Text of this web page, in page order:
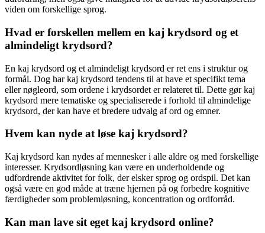
viden om forskellige sprog.
Hvad er forskellen mellem en kaj krydsord og et
almindeligt krydsord?
En kaj krydsord og et almindeligt krydsord er ret ens i struktur og
formål. Dog har kaj krydsord tendens til at have et specifikt tema
eller nøgleord, som ordene i krydsordet er relateret til. Dette gør kaj
krydsord mere tematiske og specialiserede i forhold til almindelige
krydsord, der kan have et bredere udvalg af ord og emner.
Hvem kan nyde at løse kaj krydsord?
Kaj krydsord kan nydes af mennesker i alle aldre og med forskellige
interesser. Krydsordløsning kan være en underholdende og
udfordrende aktivitet for folk, der elsker sprog og ordspil. Det kan
også være en god måde at træne hjernen på og forbedre kognitive
færdigheder som problemløsning, koncentration og ordforråd.
Kan man lave sit eget kaj krydsord online?